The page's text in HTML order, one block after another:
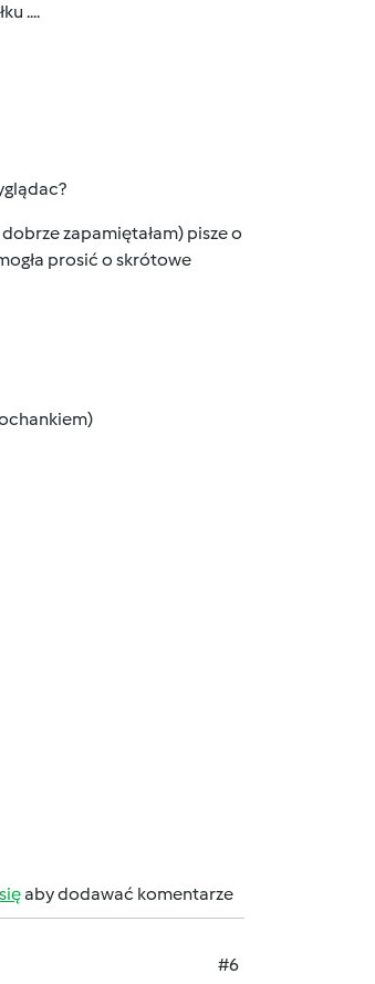
....
zapamiętałam) pisze o
prosić o skrótowe
aby dodawać komentarze
#6